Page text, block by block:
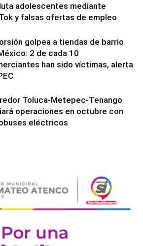
adolescentes mediante
y falsas ofertas de empleo
golpea a tiendas de barrio
2 de cada 10
han sido víctimas, alerta
Toluca-Metepec-Tenango
operaciones en octubre con
eléctricos